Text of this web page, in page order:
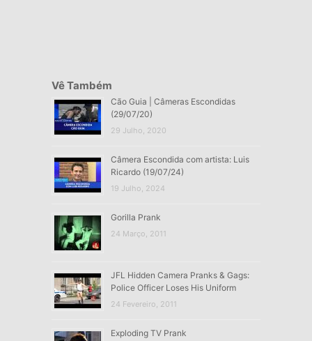
Vê Também
Cão Guia | Câmeras Escondidas
(29/07/20)
29 Julho, 2020
Câmera Escondida com artista: Luis
Ricardo (19/07/24)
19 Julho, 2024
Gorilla Prank
24 Março, 2011
JFL Hidden Camera Pranks & Gags:
Police Officer Loses His Uniform
24 Fevereiro, 2011
Exploding TV Prank